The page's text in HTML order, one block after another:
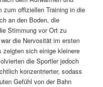
zum offiziellen Training in die
an den Boden, die
Stimmung vor Ort zu
die Nervosität im ersten
zeigten sich einige kleinere
die Sportler jedoch
konzentrierter, sodass
Gefühl von der Bahn